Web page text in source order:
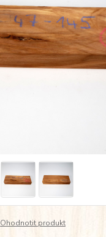
Ohodnotit produkt